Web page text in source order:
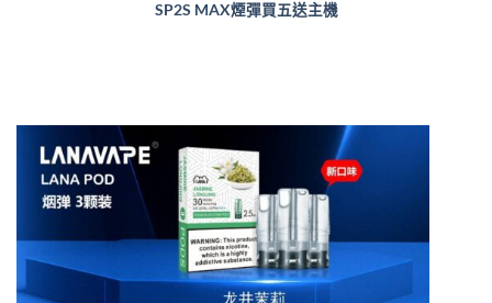
SP2S MAX煙彈買五送主機